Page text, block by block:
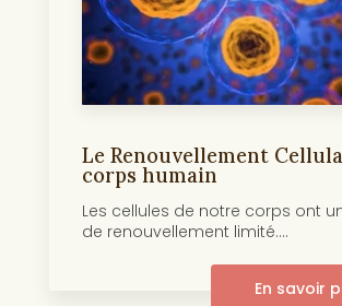
Le Renouvellement
corps humain
Les cellules de notre corps ont
de renouvellement limité....
En savoir